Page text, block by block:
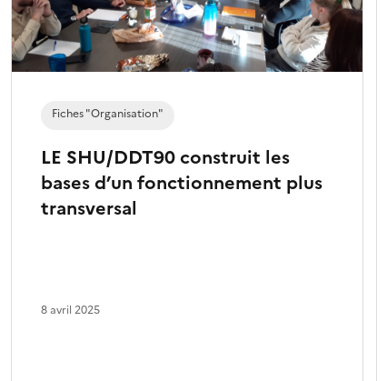
LE SHU/DDT90 construit les
bases d’un fonctionnement plus
transversal
Fiches "Organisation"
8 avril 2025